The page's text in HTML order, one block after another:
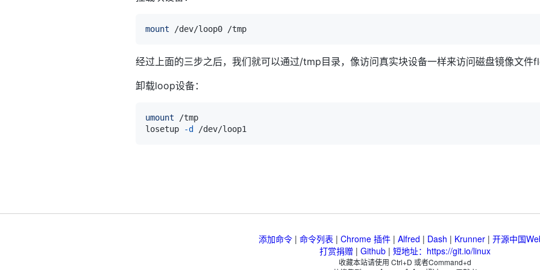
mount
经过上面的三步之后，我们就可以通过/tmp目录，像访问真实块设备一样来访问磁盘镜像文件
卸载loop设备：
umount
losetup
-d
添加命令| 命令列表 | Chrome 插件| Alfred | Dash | Krunner| 开源中国
打赏捐赠 | Github | 短地址：https://git.io/linux
收藏本站请使用 Ctrl+D 或者Command+d